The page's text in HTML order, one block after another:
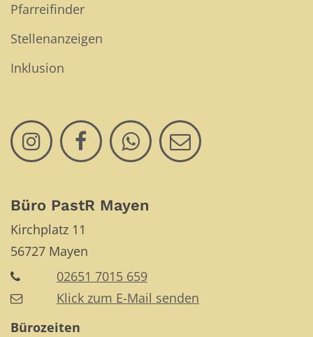
Pfarreifinder
Stellenanzeigen
Inklusion
Büro PastR Mayen
Kirchplatz 11
56727 Mayen
02651 7015 659
Klick zum E-Mail senden
Bürozeiten